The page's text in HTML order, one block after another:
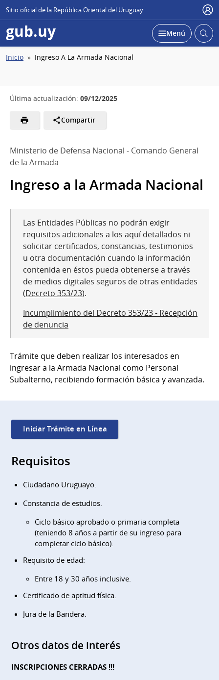
Sitio oficial de la República Oriental del Uruguay
gub.uy Desplegar
Menú Abrir
Ruta
Inicio Ingreso A La Armada Nacional
Última actualización: 09/12/2025
Compartir
Ministerio de Defensa Nacional - Comando General
de la Armada
Ingreso a la Armada Nacional
Las Entidades Públicas no podrán exigir
requisitos adicionales a los aquí detallados ni
solicitar certificados, constancias, testimonios
u otra documentación cuando la información
contenida en éstos pueda obtenerse a través
de medios digitales seguros de otras entidades
(Decreto 353/23).
Incumplimiento del Decreto 353/23 - Recepción
de denuncia
Trámite que deben realizar los interesados en
ingresar a la Armada Nacional como Personal
Subalterno, recibiendo formación básica y avanzada.
Iniciar Trámite en Línea
Requisitos
Ciudadano Uruguayo.
Constancia de estudios.
Ciclo básico aprobado o primaria completa
(teniendo 8 años a partir de su ingreso para
completar ciclo básico).
Requisito de edad:
Entre 18 y 30 años inclusive.
Certificado de aptitud física.
Jura de la Bandera.
Otros datos de interés
INSCRIPCIONES CERRADAS !!!